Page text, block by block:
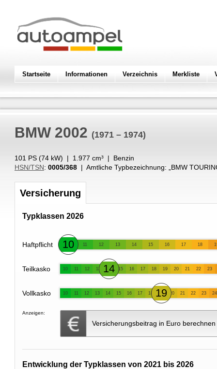
Startseite Informationen Verzeichnis Merkliste
BMW 2002 (1971 – 1974)
101 PS (74 kW) | 1.977 cm³ | Benzin
HSN/TSN: 0005/368 | Amtliche Typbezeichnung: „ BMW
Versicherung
Typklassen 2026
Haftpflicht 10 11 12 13 14 15 16 17 18
Teilkasko 10 11 12 13 14 15 16 17 18 19 20 21 22 23
Vollkasko 10 11 12 13 14 15 16 17 18 19 20 21 22 23 24
Anzeigen:
Versicherungsbeitrag in Euro berechnen
Entwicklung der Typklassen von 2021 bis 2026